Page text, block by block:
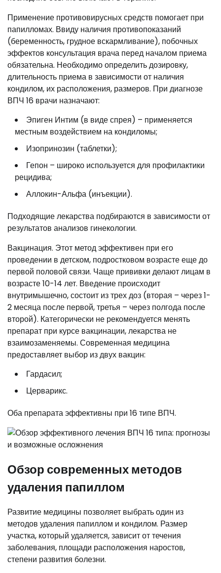
Применение противовирусных средств помогает при
папилломах. Ввиду наличия противопоказаний
(беременность, грудное вскармливание), побочных
эффектов консультация врача перед началом приема
обязательна. Необходимо определить дозировку,
длительность приема в зависимости от наличия
кондилом, их расположения, размеров. При диагнозе
ВПЧ 16 врачи назначают:
Эпиген Интим (в виде спрея) – применяется
местным воздействием на кондиломы;
Изопринозин (таблетки);
Гепон – широко используется для профилактики
рецидива;
Аллокин-Альфа (инъекции).
Подходящие лекарства подбираются в зависимости от
результатов анализов гинекологии.
Вакцинация. Этот метод эффективен при его
проведении в детском, подростковом возрасте еще до
первой половой связи. Чаще прививки делают лицам в
возрасте 10-14 лет. Введение происходит
внутримышечно, состоит из трех доз (вторая – через 1-
2 месяца после первой, третья – через полгода после
второй). Категорически не рекомендуется менять
препарат при курсе вакцинации, лекарства не
взаимозаменяемы. Современная медицина
предоставляет выбор из двух вакцин:
Гардасил;
Церварикс.
Оба препарата эффективны при 16 типе ВПЧ.
Обзор современных методов
удаления папиллом
Развитие медицины позволяет выбрать один из
методов удаления папиллом и кондилом. Размер
участка, который удаляется, зависит от течения
заболевания, площади расположения наростов,
степени развития болезни.